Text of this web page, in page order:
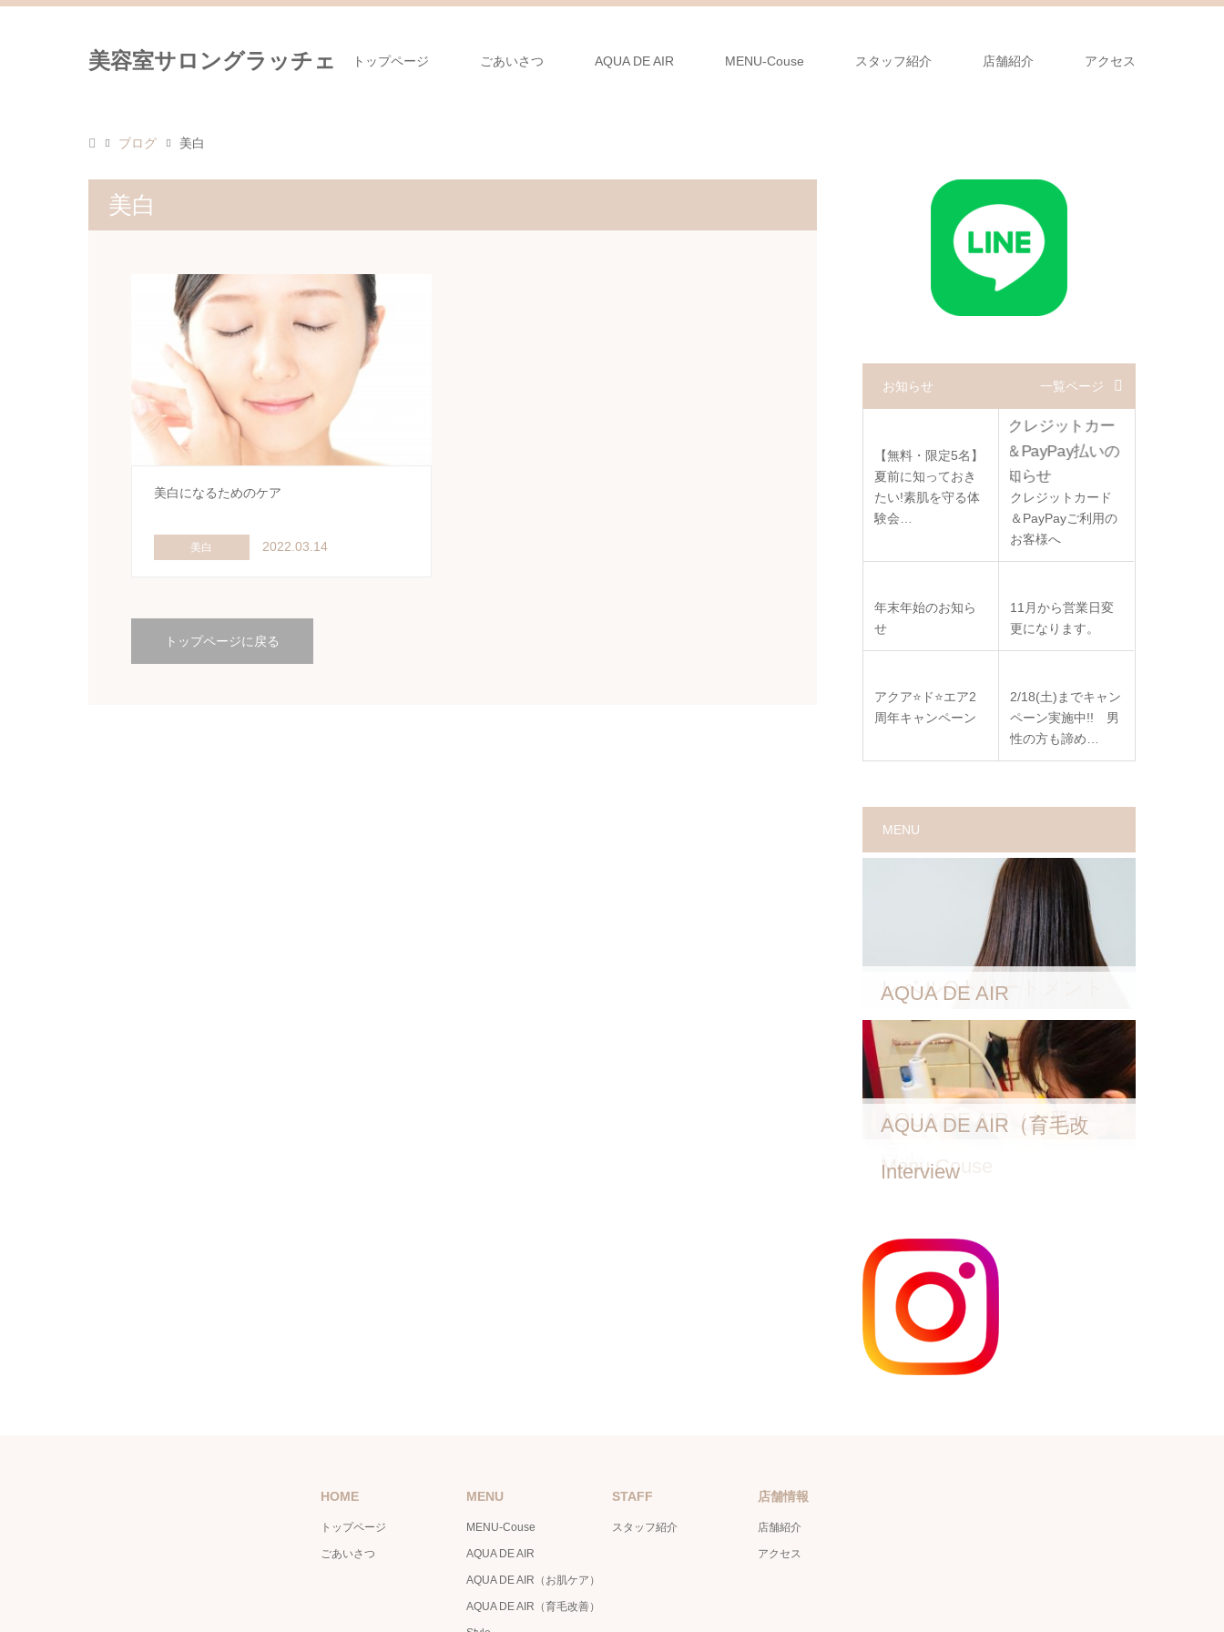
美容室サロングラッチェ トップページ ごあいさつ AQUA DE AIR MENU-Couse スタッフ紹介 店舗紹介 アクセス
ブログ 美白
美白
美白になるためのケア
美白 2022.03.14
トップページに戻る
お知らせ 一覧ページ
【無料・限定5名】
夏前に知っておき
たい!素肌を守る体
験会…
クレジットカード
＆PayPayご利用の
お客様へ
年末年始のお知ら
せ
11月から営業日変
更になります。
アクア⭐️ド⭐️エア2
周年キャンペーン
2/18(土)までキャン
ペーン実施中!! 男
性の方も諦め…
MENU
レベルOトリートメント
AQUA DE AIR
AQUA DE AIR（お肌ケ
AQUA DE AIR（育毛改
Style
Menu Couse
Interview
HOME
トップページ
ごあいさつ
MENU
MENU-Couse
AQUA DE AIR
AQUA DE AIR（お肌ケア）
AQUA DE AIR（育毛改善）
STAFF
スタッフ紹介
店舗情報
店舗紹介
アクセス